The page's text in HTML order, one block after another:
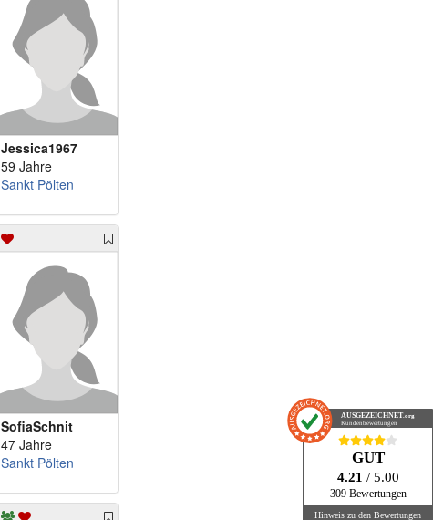
AUSGEZEICHNET.org
Kundenbewertungen
GUT
4.21 / 5.00
309 Bewertungen
Hinweis zu den Bewertungen
Jessica1967
59 Jahre
Sankt Pölten
SofiaSchnit
47 Jahre
Sankt Pölten